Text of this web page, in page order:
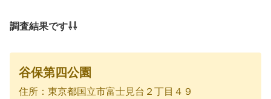
調査結果です⇩⇩
谷保第四公園
住所：東京都国立市富士見台２丁目４９